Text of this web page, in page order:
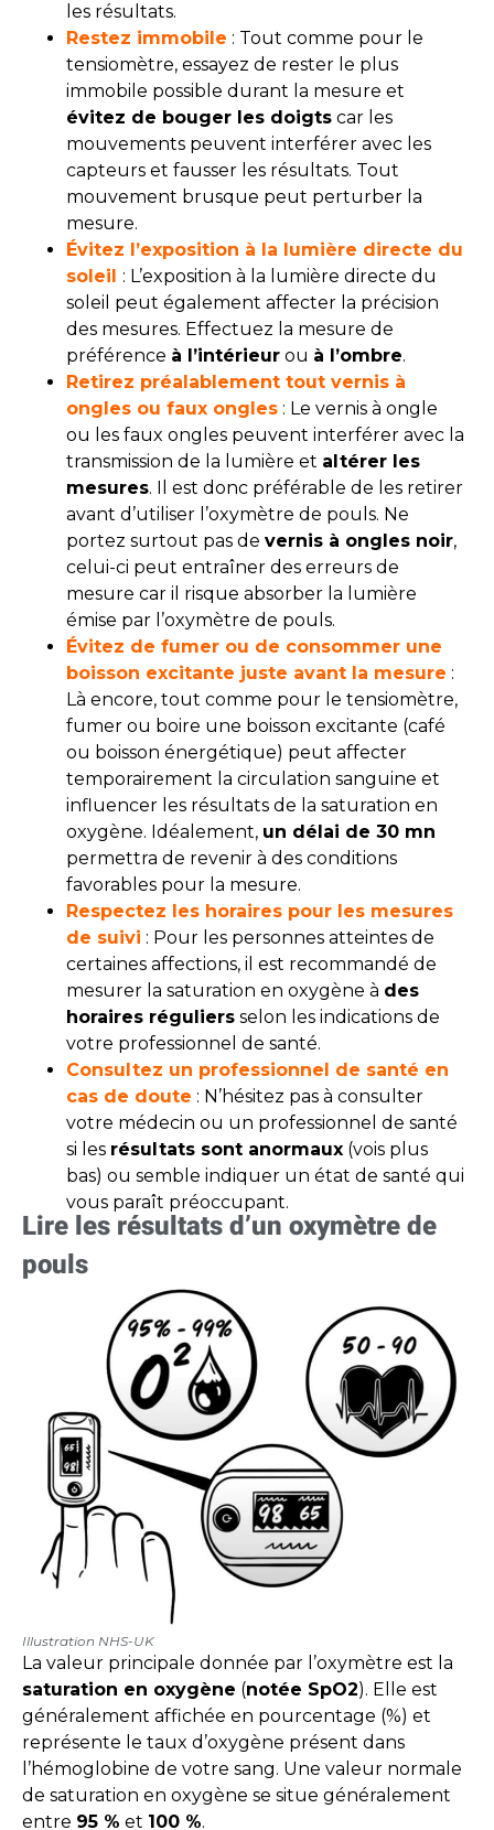
les résultats.
Restez immobile : Tout comme pour le
tensiomètre, essayez de rester le plus
immobile possible durant la mesure et
évitez de bouger les doigts car les
mouvements peuvent interférer avec les
capteurs et fausser les résultats. Tout
mouvement brusque peut perturber la
mesure.
Évitez l’exposition à la lumière directe du
soleil
: L’exposition à la lumière directe du
soleil peut également affecter la précision
des mesures. Effectuez la mesure de
préférence à l’intérieur ou à l’ombre.
Retirez préalablement tout vernis à
ongles ou faux ongles : Le vernis à ongle
ou les faux ongles peuvent interférer avec la
transmission de la lumière et altérer les
mesures. Il est donc préférable de les retirer
avant d’utiliser l’oxymètre de pouls. Ne
portez surtout pas de vernis à ongles noir,
celui-ci peut entraîner des erreurs de
mesure car il risque absorber la lumière
émise par l’oxymètre de pouls.
Évitez de fumer ou de consommer une
boisson excitante juste avant la mesure :
Là encore, tout comme pour le tensiomètre,
fumer ou boire une boisson excitante (café
ou boisson énergétique) peut affecter
temporairement la circulation sanguine et
influencer les résultats de la saturation en
oxygène. Idéalement, un délai de 30 mn
permettra de revenir à des conditions
favorables pour la mesure.
Respectez les horaires pour les mesures
de suivi : Pour les personnes atteintes de
certaines affections, il est recommandé de
mesurer la saturation en oxygène à des
horaires réguliers selon les indications de
votre professionnel de santé.
Consultez un professionnel de santé en
cas de doute : N’hésitez pas à consulter
votre médecin ou un professionnel de santé
si les résultats sont anormaux (vois plus
bas) ou semble indiquer un état de santé qui
vous paraît préoccupant.
Lire les résultats d’un oxymètre de
pouls
Illustration NHS-UK
La valeur principale donnée par l’oxymètre est la
saturation en oxygène (notée SpO2). Elle est
généralement affichée en pourcentage (%) et
représente le taux d’oxygène présent dans
l’hémoglobine de votre sang. Une valeur normale
de saturation en oxygène se situe généralement
entre 95 % et 100 %.